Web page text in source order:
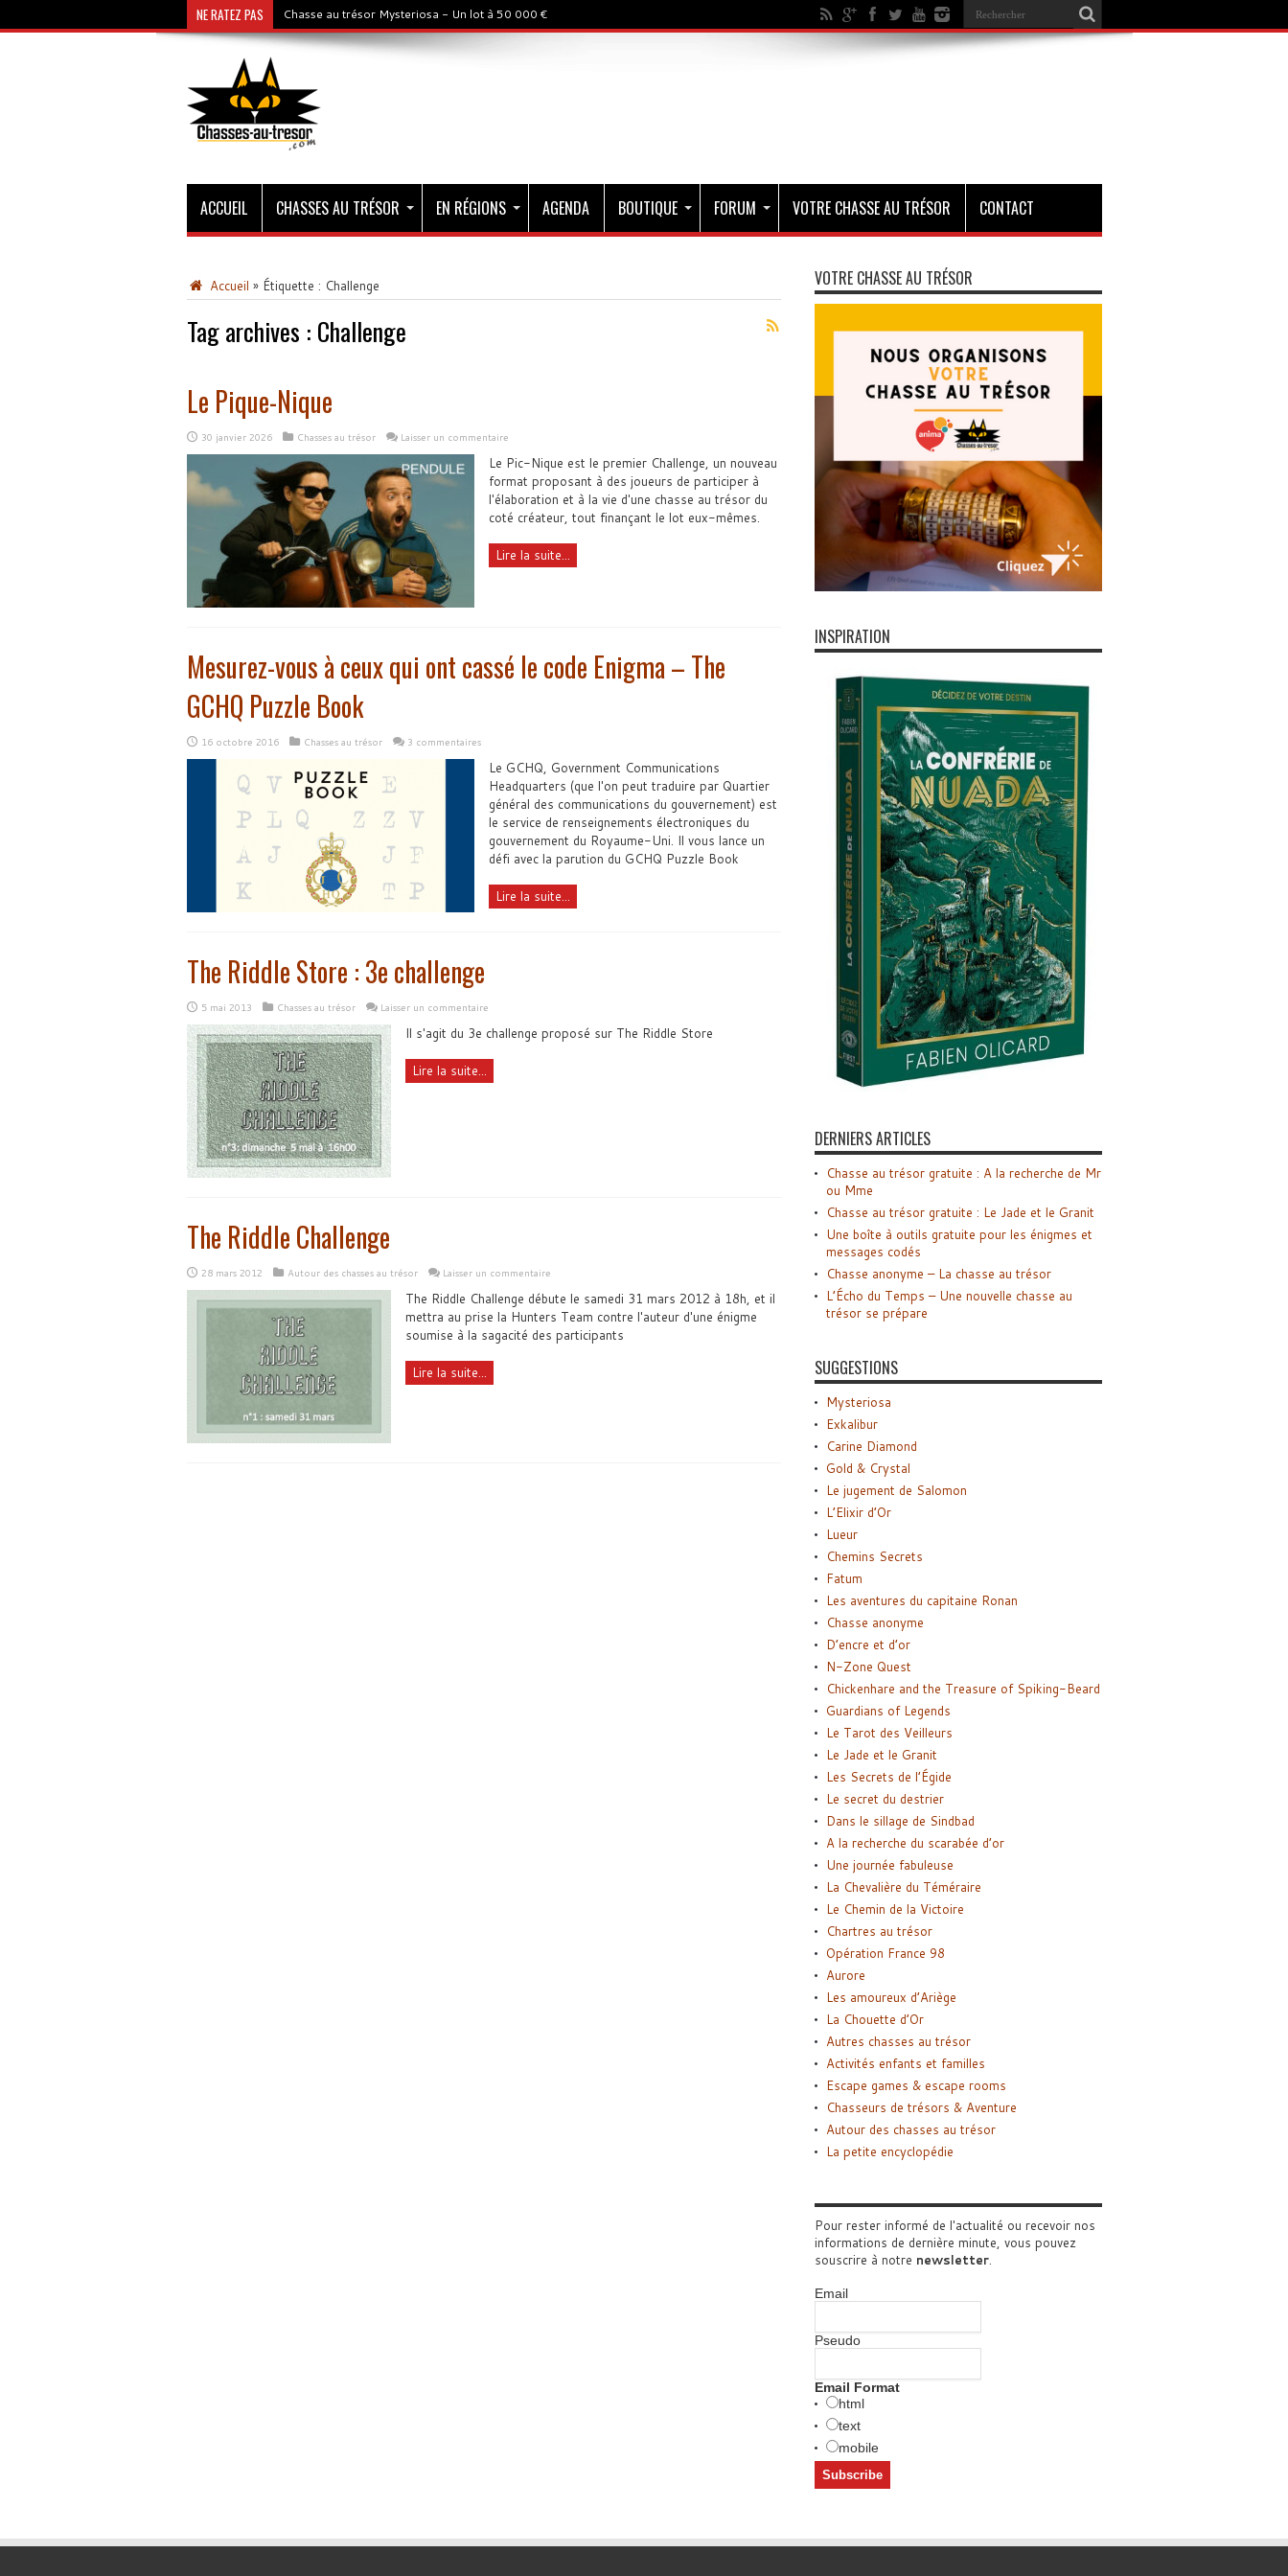
NE RATEZ PAS Chasse au trésor Mysteriosa - Un lot à 50 000 €
ACCUEIL CHASSES AU TRÉSOR EN RÉGIONS AGENDA BOUTIQUE FORUM VOTRE CHASSE AU TRÉSOR CONTACT
Accueil » Étiquette : Challenge
Tag archives : Challenge
Le Pique-Nique
30 janvier 2026 Chasses au trésor Laisser un commentaire
Le Pic-Nique est le premier Challenge, un nouveau
format proposant à des joueurs de participer à
l'élaboration et à la vie d'une chasse au trésor du
coté créateur, tout finançant le lot eux-mêmes.
Lire la suite...
Mesurez-vous à ceux qui ont cassé le code Enigma – The
GCHQ Puzzle Book
16 octobre 2016 Chasses au trésor 3 commentaires
Le GCHQ, Government Communications
Headquarters (que l'on peut traduire par Quartier
général des communications du gouvernement) est
le service de renseignements électroniques du
gouvernement du Royaume-Uni. Il vous lance un
défi avec la parution du GCHQ Puzzle Book
Lire la suite...
The Riddle Store : 3e challenge
5 mai 2013 Chasses au trésor Laisser un commentaire
Il s'agit du 3e challenge proposé sur The Riddle Store
Lire la suite...
The Riddle Challenge
28 mars 2012 Autour des chasses au trésor Laisser un commentaire
The Riddle Challenge débute le samedi 31 mars 2012 à 18h, et il
mettra au prise la Hunters Team contre l'auteur d'une énigme
soumise à la sagacité des participants
Lire la suite...
VOTRE CHASSE AU TRÉSOR
INSPIRATION
DERNIERS ARTICLES
Chasse au trésor gratuite : A la recherche de Mr
ou Mme
Chasse au trésor gratuite : Le Jade et le Granit
Une boîte à outils gratuite pour les énigmes et
messages codés
Chasse anonyme – La chasse au trésor
L’Écho du Temps – Une nouvelle chasse au
trésor se prépare
SUGGESTIONS
Mysteriosa
Exkalibur
Carine Diamond
Gold & Crystal
Le jugement de Salomon
L’Elixir d’Or
Lueur
Chemins Secrets
Fatum
Les aventures du capitaine Ronan
Chasse anonyme
D’encre et d’or
N-Zone Quest
Chickenhare and the Treasure of Spiking-Beard
Guardians of Legends
Le Tarot des Veilleurs
Le Jade et le Granit
Les Secrets de l’Égide
Le secret du destrier
Dans le sillage de Sindbad
A la recherche du scarabée d’or
Une journée fabuleuse
La Chevalière du Téméraire
Le Chemin de la Victoire
Chartres au trésor
Opération France 98
Aurore
Les amoureux d’Ariège
La Chouette d’Or
Autres chasses au trésor
Activités enfants et familles
Escape games & escape rooms
Chasseurs de trésors & Aventure
Autour des chasses au trésor
La petite encyclopédie
Pour rester informé de l'actualité ou recevoir nos
informations de dernière minute, vous pouvez
souscrire à notre newsletter.
Email
Pseudo
Email Format
html
text
mobile